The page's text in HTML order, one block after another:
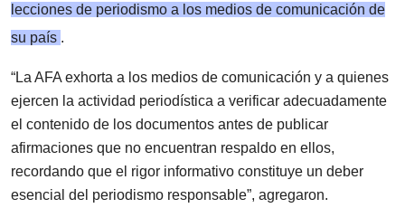
lecciones de periodismo a los medios de comunicación de
su país .
“La AFA exhorta a los medios de comunicación y a quienes
ejercen la actividad periodística a verificar adecuadamente
el contenido de los documentos antes de publicar
afirmaciones que no encuentran respaldo en ellos,
recordando que el rigor informativo constituye un deber
esencial del periodismo responsable”, agregaron.